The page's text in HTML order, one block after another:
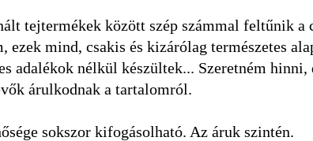
tejtermékek között szép számmal feltűnik a
ezek mind, csakis és kizárólag természetes
adalékok nélkül készültek... Szeretném hinni,
árulkodnak a tartalomról.
sokszor kifogásolható. Az áruk szintén.